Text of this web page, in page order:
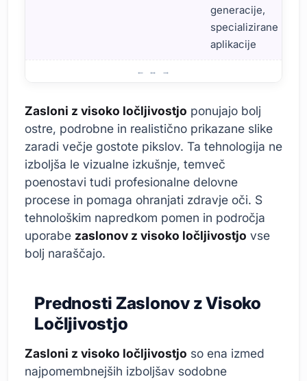
generacije,
specializirane
aplikacije
Zasloni z visoko ločljivostjo ponujajo bolj
ostre, podrobne in realistično prikazane slike
zaradi večje gostote pikslov. Ta tehnologija ne
izboljša le vizualne izkušnje, temveč
poenostavi tudi profesionalne delovne
procese in pomaga ohranjati zdravje oči. S
tehnološkim napredkom pomen in področja
uporabe zaslonov z visoko ločljivostjo vse
bolj naraščajo.
Prednosti Zaslonov z Visoko
Ločljivostjo
Zasloni z visoko ločljivostjo so ena izmed
najpomembnejših izboljšav sodobne